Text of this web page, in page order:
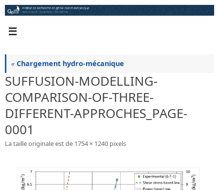
Passer
au
« Chargement hydro-mécanique
SUFFUSION-MODELLING-
COMPARISON-OF-THREE-
DIFFERENT-APPROCHES_PAGE-
0001
La taille originale est de 1754 × 1240 pixels